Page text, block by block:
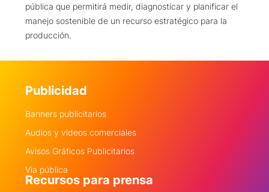
pública que permitirá medir, diagnosticar y planificar el
manejo sostenible de un recurso estratégico para la
producción.
Publicidad
Banners publicitarios
Audios y videos comerciales
Avisos Gráficos Publicitarios
Via pública
Recursos para prensa